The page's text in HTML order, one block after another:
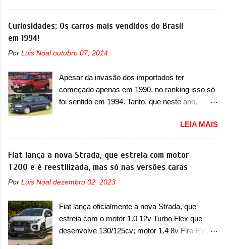
conta com um design já visto por outros
modelos da marca, em especial do SUV
SUV, o A05 nasce com um design que está
possui faróis com um desenho mais retangular,
com um pequeno prolongamento para as
laterais. Os faróis cont...
um chamado que envolve os proprietários do
Grand Cherokee 4xe, em sua versão única
unidades afetadas precisam retornar a uma
dois problemas. O primeiro deles será uma
atualização do software do módulo de controle
da bateria (AHCP e HCP). Para alguns veículos
verificação e, se necessário, a substituição do
motor do ventilador HVAC (aquecimento,
ventilação e ar-condicionado). A marca também
confirmou que “foi identificada a possibilidade de
uma sobrecarga do microprocessador do
poderá causar a perda de força motriz,
requerendo a atualização do software do
modulo de...
Curiosidades: Os carros mais vendidos do Brasil
em 1994!
Por Luis Noal outubro 07, 2014
Apesar da invasão dos importados ter
começado apenas em 1990, no ranking isso só
foi sentido em 1994. Tanto, que neste ano,
começar pelo Chevrolet Corsa, o mais
destacado deles no ranking que perdurou no
nosso mercado até início de 2012 e com
certeza foi um grandioso lançamento da
ano também era lançada a nova geração do
ganhava uma nova geração feita do zero,
apelidada de "Bolinha" por suas formas
arredondadas. Além do Gol, outro Volkswagen
LEIA MAIS
Fiat lança a nova Strada, que estreia com motor
T200 e é reestilizada, mas só nas versões caras
Por Luis Noal dezembro 02, 2023
Fiat lança oficialmente a nova Strada, que
estreia com o motor 1.0 12v Turbo Flex que
desenvolve 130/125cv; motor 1.4 8v Fire EVO